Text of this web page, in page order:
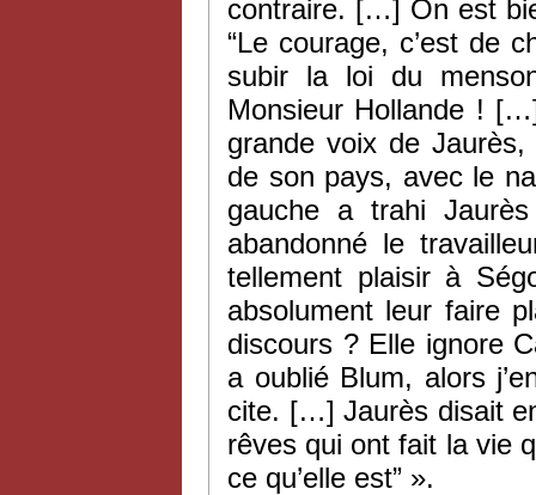
contraire. […] On est
“Le courage, c’est de
subir la loi du
Monsieur Hollande !
grande voix de
de son pays, avec le
gauche a trahi
abandonné le
tellement plaisir à
absolument leur faire
discours ? Elle ignore
a oublié Blum, alors
cite. […] Jaurès disait
rêves qui ont fait la vie
ce qu’elle est” ».